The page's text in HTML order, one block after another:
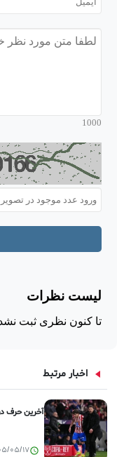
اخبار مرتبط
آخرین حرف
05/17